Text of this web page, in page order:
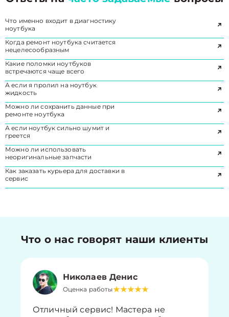
Что именно входит в диагностику
ноутбука
Когда ремонт ноутбука считается
нецелесообразным
Какие поломки ноутбуков
встречаются чаще всего
А если я пролил на ноутбук
жидкость
Можно ли сохранить данные при
ремонте ноутбука
А если ноутбук сильно шумит и
греется
Можно ли использовать
неоригинальные запчасти
Как заказать курьера для доставки в
сервис
Что о нас говорят наши клиенты
Николаев Денис
Оценка работы
Отличный сервис! Мастера не